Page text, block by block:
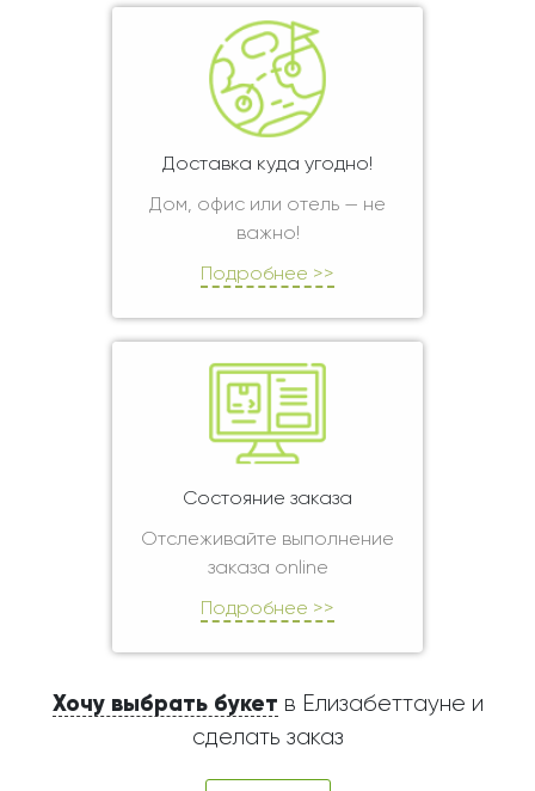
Доставка куда угодно!
Дом, офис или отель — не
важно!
Подробнее >>
Состояние заказа
Отслеживайте выполнение
заказа online
Подробнее >>
Хочу выбрать букет в Елизабеттауне и
сделать заказ